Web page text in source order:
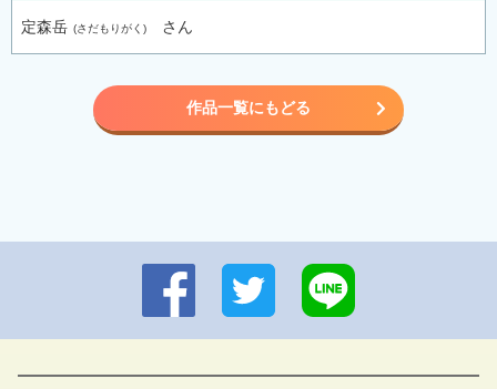
定森岳 さん
作品一覧にもどる